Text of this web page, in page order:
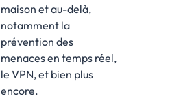
maison et au-delà,
notamment la
prévention des
menaces en temps réel,
le VPN, et bien plus
encore.